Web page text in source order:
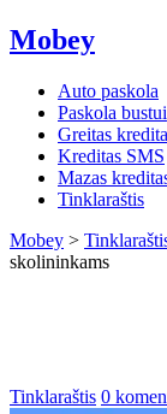
Mobey
Auto paskola
Paskola bustui
Greitas
Kreditas SMS
Mazas
Tinklaraštis
Mobey >
skolininkams
Tinklaraštis 0